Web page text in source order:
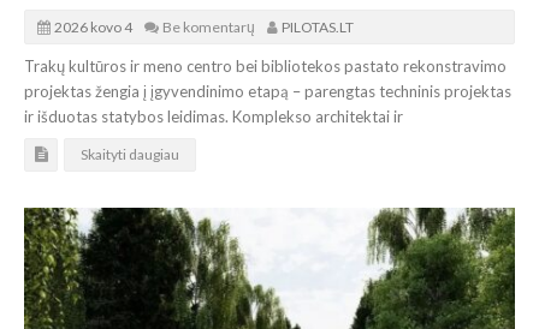
2026 kovo 4 Be komentarų PILOTAS.LT
Trakų kultūros ir meno centro bei bibliotekos pastato rekonstravimo
projektas žengia į įgyvendinimo etapą – parengtas techninis projektas
ir išduotas statybos leidimas. Komplekso architektai ir
Skaityti daugiau